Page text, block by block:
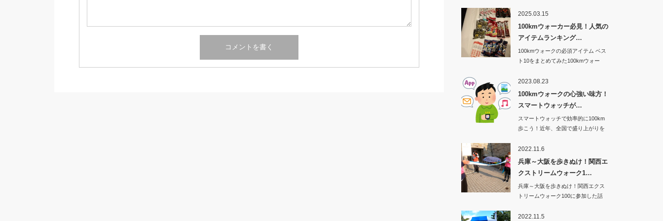
2025.03.15
100kmウォーカー必見！人気の
アイテムランキング…
100kmウォークの必須アイテム ベス
ト10をまとめてみた100kmウォー
2023.08.23
100kmウォークの心強い味方！
スマートウォッチが…
スマートウォッチで効率的に100km
歩こう！近年、全国で盛り上がりを
2022.11.6
兵庫～大阪を歩きぬけ！関西エ
クストリームウォーク1…
兵庫～大阪を歩きぬけ！関西エクス
トリームウォーク100に参加した話
2022.11.5